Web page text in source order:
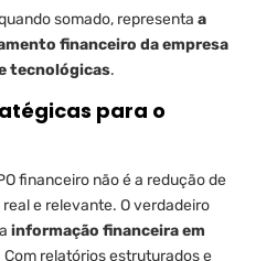
somado, representa a
financeiro da empresa
tecnológicas.
para o
financeiro não é a redução de
e relevante. O verdadeiro
informação financeira em
Com relatórios estruturados e